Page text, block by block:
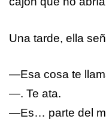
Una tarde, ella
—Esa cosa te
—. Te ata.
—Es… parte del